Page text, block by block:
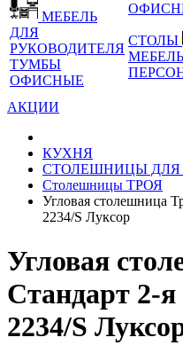
МЕБЕЛЬ
ДЛЯ
РУКОВОДИТЕЛЯ
ТУМБЫ
ОФИСНЫЕ
СТОЛЫ
АКЦИИ
КУХНЯ
СТОЛЕШНИЦЫ ДЛЯ
Столешницы ТРОЯ
Угловая столешница
2234/S Луксор
Угловая
Стандарт 2-я
2234/S